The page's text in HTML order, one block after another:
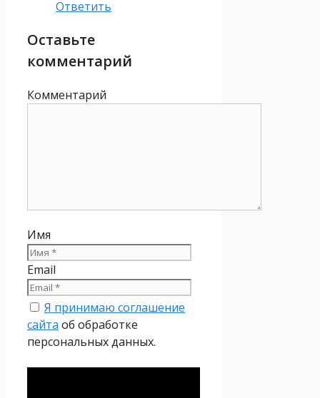
Ответить
Оставьте
комментарий
Комментарий
Имя
Email
Я принимаю соглашение
сайта об обработке
персональных данных.